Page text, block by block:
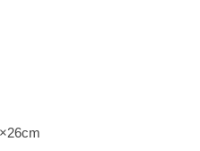
題，其實摩擦與衝突，都是
衝突不可怕，但是要如何化
也還在修這堂課。——小如
還不懂呢！（笑）
理解與通透，真好！
輕易就能分享彼此珍愛的物
慷慨的與朋友分享嗎？